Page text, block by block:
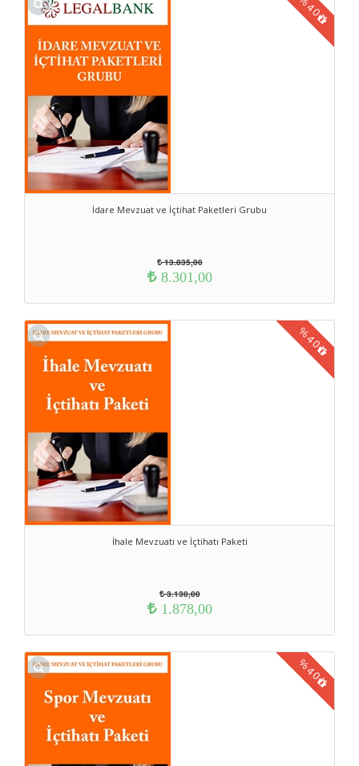
İdare Mevzuat ve İçtihat Paketleri Grubu
40
13.835,00
8.301,00
İhale Mevzuatı ve İçtihatı Paketi
%40
3.130,00
1.878,00
%40